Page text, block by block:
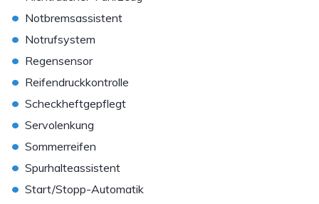
• Notbremsassistent
• Notrufsystem
• Regensensor
• Reifendruckkontrolle
• Scheckheftgepflegt
• Servolenkung
• Sommerreifen
• Spurhalteassistent
• Start/Stopp-Automatik